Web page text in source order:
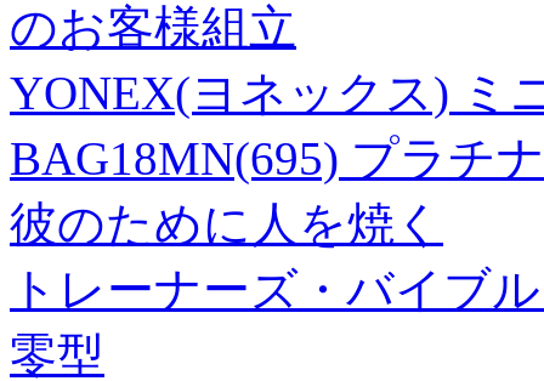
のお客様組立
YONEX(ヨネックス) ミ
BAG18MN(695) プラチナ
彼のために人を焼く
トレーナーズ・バイブ
零型